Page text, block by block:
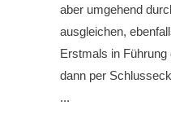
aber umgehend
ausgleichen,
Erstmals in Führung
dann per